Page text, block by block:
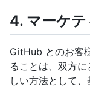
4. マーケ
GitHub とのお客
ることは、双方
しい方法として